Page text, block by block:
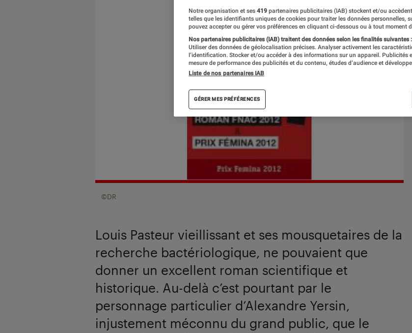
©DR
Louis Pasteur vieillissant et ses mousquetaires de la
recherche bactériologique, ne pouvaient que
donner un excellent roman scientifique et
historique. Au-delà c’est pourtant par le
personnage particulier d’Alexandre Yersin,
injustement méconnu du grand public, que le
Notre organisation et ses 419 partenaires publicitaires (IAB) stockent et/ou
telles que les identifiants uniques de cookies pour traiter les données personnelles,
pouvez accepter ou gérer vos préférences en cliquant ci-dessous ou à tout moment
Nos partenaires publicitaires (IAB) traitent des données selon les finalités suivantes :
Utiliser des données de géolocalisation précises. Analyser activement les
l’identification. Stocker et/ou accéder à des informations sur un appareil. Publicités
mesure de performance des publicités et du contenu, études d’audience et
Liste de nos partenaires IAB
GÉRER MES PRÉFÉRENCES